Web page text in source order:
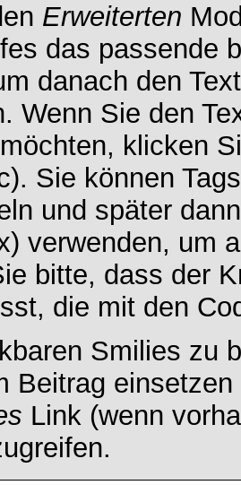
Erweiterten
das passende
danach den
Wenn Sie den
klicken
Sie können
und später
verwenden, um
bitte, dass der
die mit den
Smilies zu
Beitrag
Link (wenn